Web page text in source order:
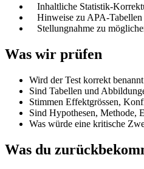
Inhaltliche Statistik-
Hinweise zu APA-
Stellungnahme zu
Was wir prüfen
Wird der Test korrekt
Sind Tabellen und
Stimmen Effektgrössen,
Sind Hypothesen, Methode,
Was würde eine kritische
Was du